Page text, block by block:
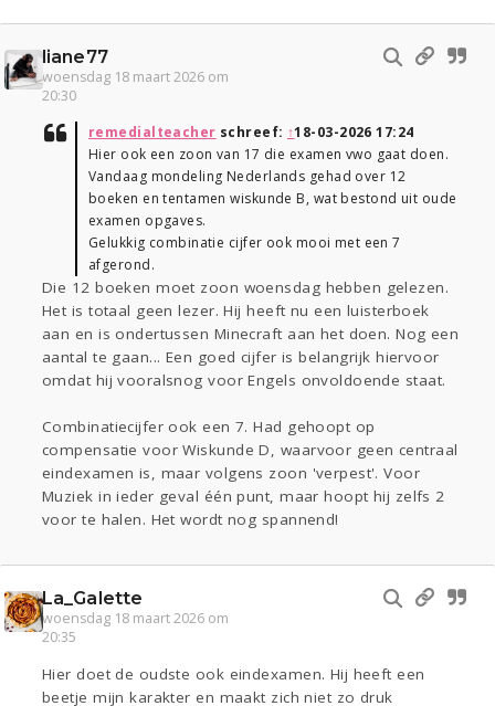
liane77
woensdag 18 maart 2026 om
20:30
remedialteacher schreef: ↑18-03-2026 17:24
Hier ook een zoon van 17 die examen vwo gaat doen.
Vandaag mondeling Nederlands gehad over 12
boeken en tentamen wiskunde B, wat bestond uit oude
examen opgaves.
Gelukkig combinatie cijfer ook mooi met een 7
afgerond.
Die 12 boeken moet zoon woensdag hebben gelezen.
Het is totaal geen lezer. Hij heeft nu een luisterboek
aan en is ondertussen Minecraft aan het doen. Nog een
aantal te gaan... Een goed cijfer is belangrijk hiervoor
omdat hij vooralsnog voor Engels onvoldoende staat.
Combinatiecijfer ook een 7. Had gehoopt op
compensatie voor Wiskunde D, waarvoor geen centraal
eindexamen is, maar volgens zoon 'verpest'. Voor
Muziek in ieder geval één punt, maar hoopt hij zelfs 2
voor te halen. Het wordt nog spannend!
La_Galette
woensdag 18 maart 2026 om
20:35
Hier doet de oudste ook eindexamen. Hij heeft een
beetje mijn karakter en maakt zich niet zo druk